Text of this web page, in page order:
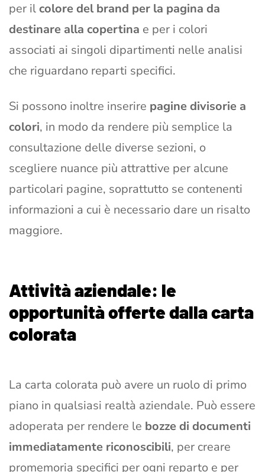
per ilcolore del brand per la pagina da
destinare alla copertina e per i colori
associati ai singoli dipartimenti nelle analisi
che riguardano reparti specifici.
Si possono inoltre inserire pagine divisorie a
colori, in modo da rendere più semplice la
consultazione delle diverse sezioni, o
scegliere nuance più attrattive per alcune
particolari pagine, soprattutto se contenenti
informazioni a cui è necessario dare un risalto
maggiore.
Attività aziendale: le
opportunità offerte dalla carta
colorata
La carta colorata può avere un ruolo di primo
piano in qualsiasi realtà aziendale. Può essere
adoperata per rendere le bozze di documenti
immediatamente riconoscibili, per creare
promemoria specifici per ogni reparto e per